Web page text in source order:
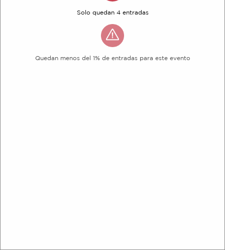
Solo quedan 4 entradas
Quedan menos del 1% de entradas para este evento